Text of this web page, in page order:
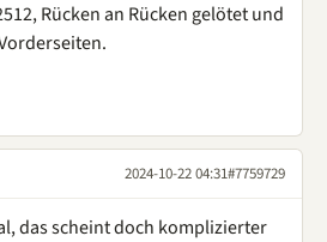
Rücken an Rücken gelötet und
2024-10-22 04:31#7759729
das scheint doch komplizierter